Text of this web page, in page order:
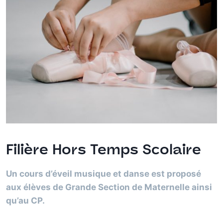
Filière Hors Temps Scolaire
Un cours d’éveil musique et danse est proposé
aux élèves de Grande Section de Maternelle ainsi
qu’au CP.